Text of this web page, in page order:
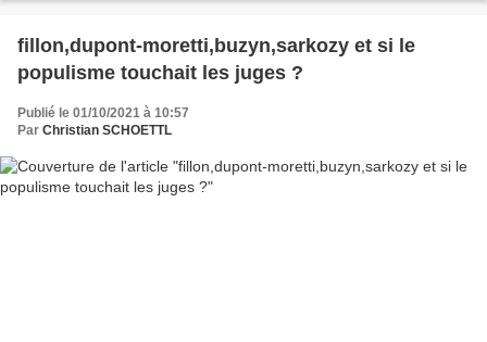
fillon,dupont-moretti,buzyn,sarkozy et si le
populisme touchait les juges ?
Publié le 01/10/2021 à 10:57
Par Christian SCHOETTL